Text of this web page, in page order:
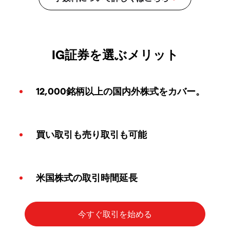
IG証券を選ぶメリット
12,000銘柄以上の国内外株式をカバー。
買い取引も売り取引も可能
米国株式の取引時間延長